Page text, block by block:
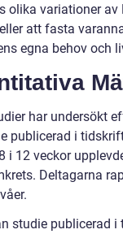
olika variationer
att fasta
egna behov och
har undersökt
publicerad i
i 12 veckor
Deltagarna
studie publicerad